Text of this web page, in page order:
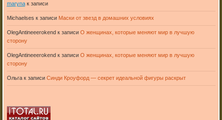
marynaк записи
Michaelses к записи Маски от звезд в домашних условиях
OlegAntineeerokend к записи О женщинах, которые меняют мир в лучшую
сторону
OlegAntineeerokend к записи О женщинах, которые меняют мир в лучшую
сторону
Ольгак записи Синди Кроуфорд — секрет идеальной фигуры раскрыт